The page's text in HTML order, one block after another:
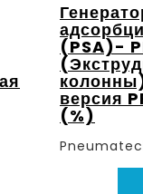
(PSA)-
версия
(%)